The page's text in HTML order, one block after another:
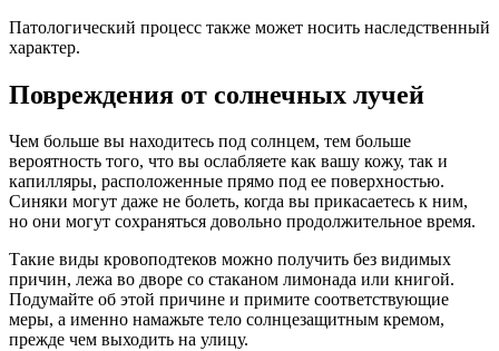
Патологический процесс также может носить наследственный
характер.
Повреждения от солнечных лучей
Чем больше вы находитесь под солнцем, тем больше
вероятность того, что вы ослабляете как вашу кожу, так и
капилляры, расположенные прямо под ее поверхностью.
Синяки могут даже не болеть, когда вы прикасаетесь к ним,
но они могут сохраняться довольно продолжительное время.
Такие виды кровоподтеков можно получить без видимых
причин, лежа во дворе со стаканом лимонада или книгой.
Подумайте об этой причине и примите соответствующие
меры, а именно намажьте тело солнцезащитным кремом,
прежде чем выходить на улицу.